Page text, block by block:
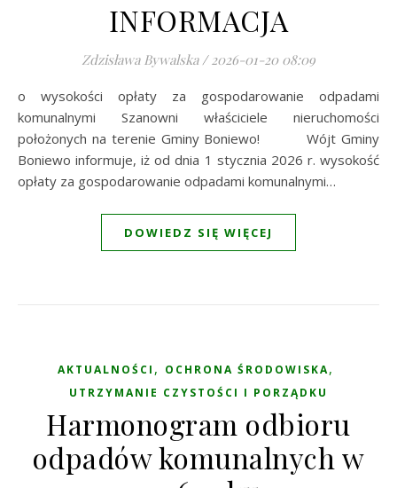
INFORMACJA
Zdzisława Bywalska / 2026-01-20 08:09
o wysokości opłaty za gospodarowanie odpadami
komunalnymi Szanowni właściciele nieruchomości
położonych na terenie Gminy Boniewo! Wójt Gminy
Boniewo informuje, iż od dnia 1 stycznia 2026 r. wysokość
opłaty za gospodarowanie odpadami komunalnymi…
DOWIEDZ SIĘ WIĘCEJ
AKTUALNOŚCI , OCHRONA ŚRODOWISKA,
UTRZYMANIE CZYSTOŚCI I PORZĄDKU
Harmonogram odbioru
odpadów komunalnych w